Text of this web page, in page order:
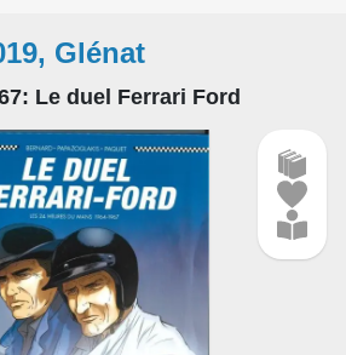
Glénat
Le duel Ferrari Ford